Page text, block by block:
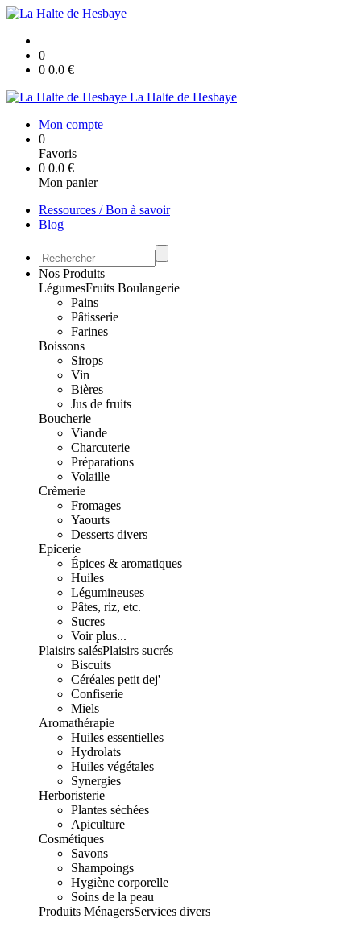
0
0 0.0 €
La Halte de Hesbaye
Mon compte
0
Favoris
0 0.0 €
Mon panier
Ressources / Bon à savoir
Blog
Nos Produits
LégumesFruits Boulangerie
Pains
Pâtisserie
Farines
Boissons
Sirops
Vin
Bières
Jus de fruits
Boucherie
Viande
Charcuterie
Préparations
Volaille
Crèmerie
Fromages
Yaourts
Desserts divers
Epicerie
Épices & aromatiques
Huiles
Légumineuses
Pâtes, riz, etc.
Sucres
Voir plus...
Plaisirs salésPlaisirs sucrés
Biscuits
Céréales petit dej'
Confiserie
Miels
Aromathérapie
Huiles essentielles
Hydrolats
Huiles végétales
Synergies
Herboristerie
Plantes séchées
Apiculture
Cosmétiques
Savons
Shampoings
Hygiène corporelle
Soins de la peau
Produits MénagersServices divers